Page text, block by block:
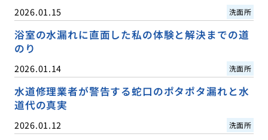
2026.01.15 洗面所
浴室の水漏れに直面した私の体験と解決までの道
のり
2026.01.14 洗面所
水道修理業者が警告する蛇口のポタポタ漏れと水
道代の真実
2026.01.12 洗面所